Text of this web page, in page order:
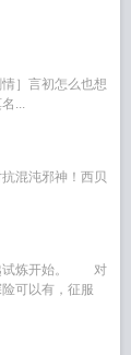
］言初怎么也想
...
混沌邪神！西贝
越试炼开始。 对
可以有，征服